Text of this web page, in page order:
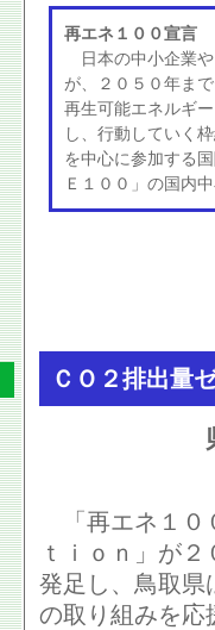
再エネ１００宣言
日本の中小企業
が、２０５０年ま
再生可能エネルギ
し、行動していく
を中心に参加する
Ｅ１００」の国内
ＣＯ２排出量
「再エネ１
ｔｉｏｎ」が
発足し、鳥取県
の取り組みを応